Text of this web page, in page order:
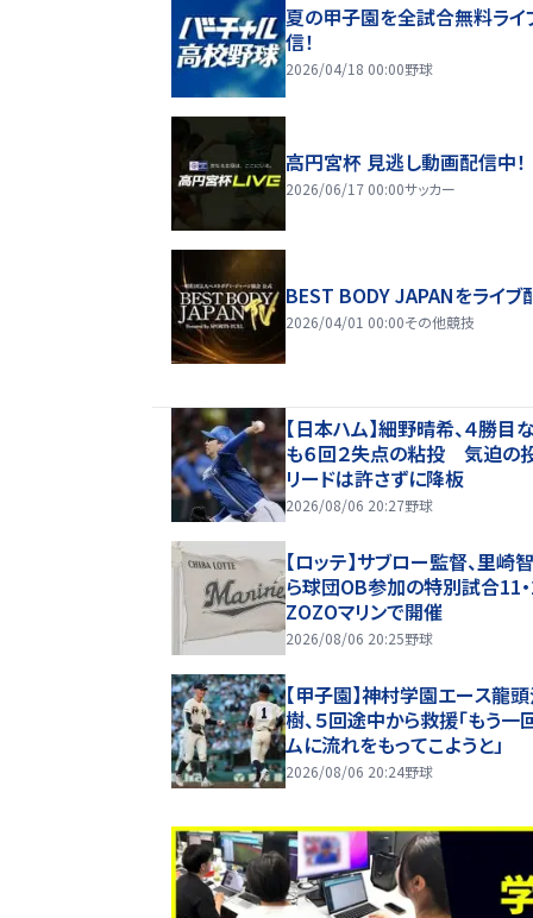
夏の甲子園を全試合無料ライ
信！
2026/04/18 00:00野球
高円宮杯 見逃し動画配信中！
2026/06/17 00:00サッカー
BEST BODY JAPANをライブ
2026/04/01 00:00その他競技
【日本ハム】細野晴希、４勝目
も６回２失点の粘投 気迫の
リードは許さずに降板
2026/08/06 20:27野球
【ロッテ】サブロー監督、里崎
ら球団OB参加の特別試合11
ZOZOマリンで開催
2026/08/06 20:25野球
【甲子園】神村学園エース龍
樹、５回途中から救援「もう一
ムに流れをもってこようと」
2026/08/06 20:24野球